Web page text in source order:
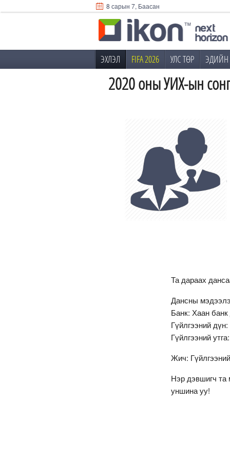
8 сарын 7, Баасан
ЭХЛЭЛ FIFA 2026 УЛС ТӨР ЭДИЙН
2020 оны УИХ-ын
Та дараах
Дансны
Банк: Хаан
Гүйлгээний дүн:
Гүйлгээний утга:
Жич:
Нэр дэвшигч та
уншина уу!